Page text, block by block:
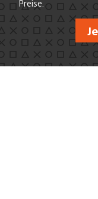
Preise.